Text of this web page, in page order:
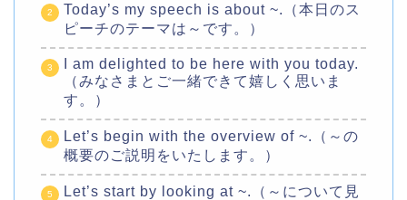
Today’s my speech is about ~.（本日のス
ピーチのテーマは～です。）
I am delighted to be here with you today.
（みなさまとご一緒できて嬉しく思いま
す。）
Let’s begin with the overview of ~.（～の
概要のご説明をいたします。）
Let’s start by looking at ~.（～について見